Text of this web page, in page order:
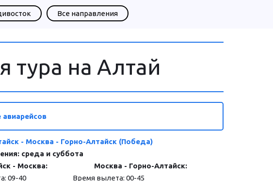
Все направления
тура на Алтай
авиарейсов
- Москва - Горно-Алтайск (Победа)
среда и суббота
- Москва:                        Москва - Горно-Алтайск:
40                                Время вылета: 00-45